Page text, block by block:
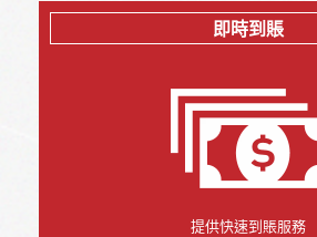
即時到賬
提供快速到賬服務